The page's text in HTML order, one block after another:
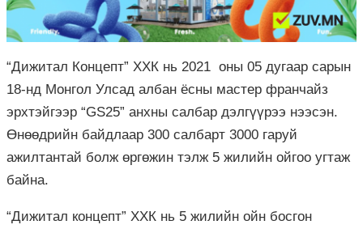
“Дижитал Концепт” ХХК нь 2021 оны 05 дугаар сарын
18-нд Монгол Улсад албан ёсны мастер франчайз
эрхтэйгээр “GS25” анхны салбар дэлгүүрээ нээсэн.
Өнөөдрийн байдлаар 300 салбарт 3000 гаруй
ажилтантай болж өргөжин тэлж 5 жилийн ойгоо угтаж
байна.
“Дижитал концепт” ХХК нь 5 жилийн ойн босгон